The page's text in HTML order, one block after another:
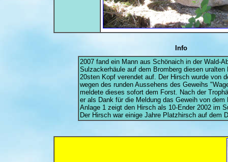
Info
2007 fand ein Mann aus Schönaich in der Wald-
Sulzackerhäule auf dem Bromberg diesen uralten
20sten Kopf verendet auf. Der Hirsch wurde von
wegen des runden Aussehens des Geweihs
meldete dieses sofort dem Forst. Nach der
er als Dank für die Meldung das Geweih von dem
Anlage 1 zeigt den Hirsch als 10-Ender 2002 im
Der Hirsch war einige Jahre Platzhirsch auf dem